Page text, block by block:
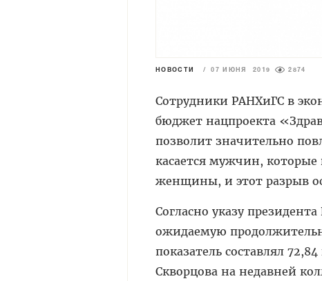
НОВОСТИ / 07 ИЮНЯ 2019 2874
Сотрудники РАНХиГС в
бюджет нацпроекта
позволит значительно
касается мужчин,
женщины, и этот разрыв
Согласно указу
ожидаемую
показатель составлял
Скворцова на недавней